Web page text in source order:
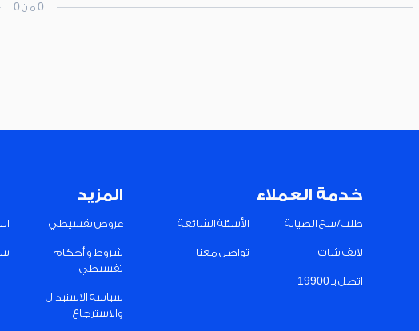
0 من 0
خدمة العملاء
طلب/تتبع الصيانة الأسئلة الشائعة
لايف شات تواصل معنا
اتصل بـ 19900
المزيد
عروض تقسيطي
شروط و أحكام
تقسيطي
سياسة الاستبدال
والاسترجاع